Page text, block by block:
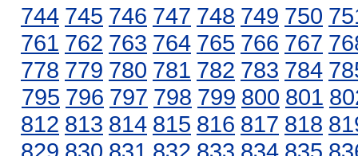
744 745 746 747 748 749 750
761 762 763 764 765 766 767
778 779 780 781 782 783 784
795 796 797 798 799 800 801
812 813 814 815 816 817 818